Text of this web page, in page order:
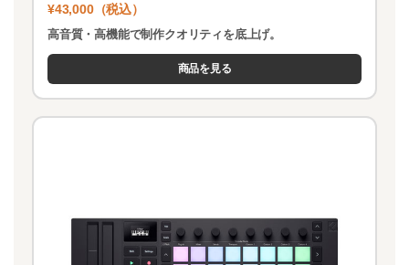
¥43,000（税込）
高音質・高機能で制作クオリティを底上げ。
商品を見る